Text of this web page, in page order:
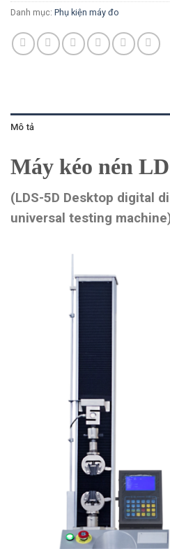
Danh mục: Phụ kiện máy đo
Mô tả
Máy kéo nén
(LDS-5D Desktop digital
universal testing